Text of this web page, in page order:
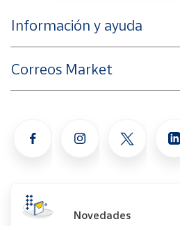
Información y ayuda
Correos Market
Novedades